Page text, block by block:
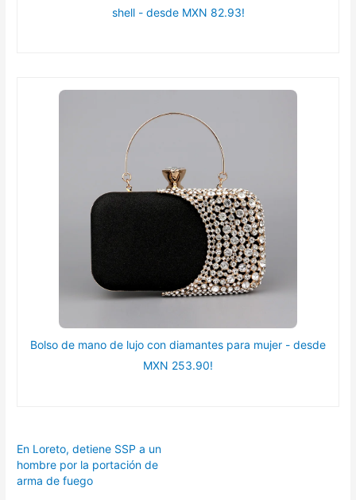
shell - desde MXN 82.93!
Bolso de mano de lujo con diamantes para mujer - desde
MXN 253.90!
En Loreto, detiene SSP a un
hombre por la portación de
arma de fuego